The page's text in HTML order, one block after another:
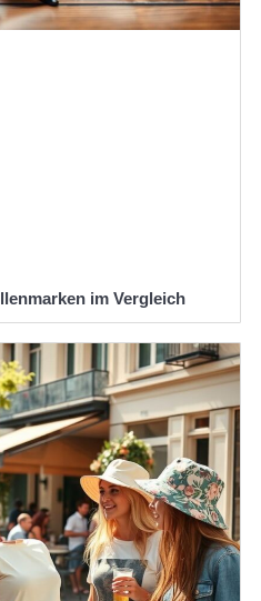
im Vergleich